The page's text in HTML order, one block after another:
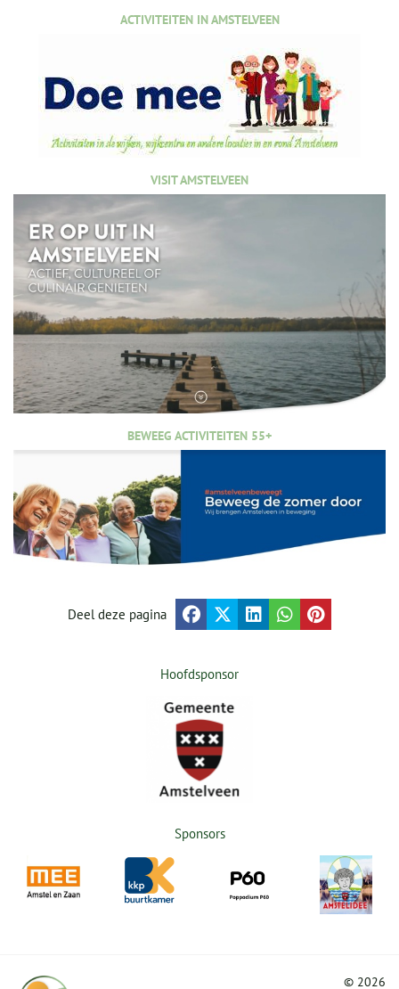
ACTIVITEITEN IN AMSTELVEEN
VISIT AMSTELVEEN
BEWEEG ACTIVITEITEN 55+
Deel deze pagina
Hoofdsponsor
Sponsors
© 2026